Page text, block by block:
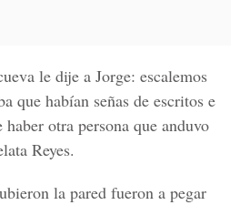
le dije a Jorge: escalemos
que habían señas de escritos e
otra persona que anduvo
Reyes.
la pared fueron a pegar